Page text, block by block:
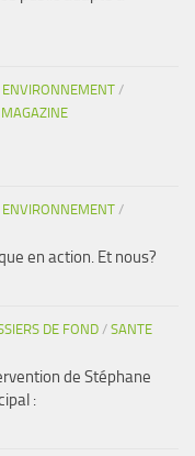
/
/
en action. Et nous?
DE FOND / SANTE
de Stéphane
: